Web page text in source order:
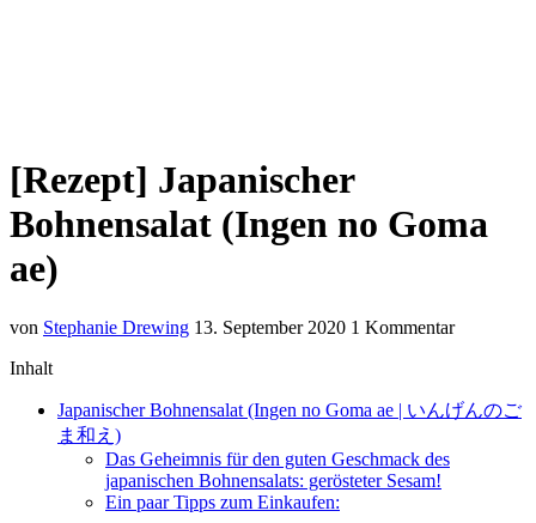
[Rezept] Japanischer
Bohnensalat (Ingen no Goma
ae)
von Stephanie Drewing 13. September 2020 1 Kommentar
Inhalt
Japanischer Bohnensalat (Ingen no Goma ae | いんげんのご
ま和え)
Das Geheimnis für den guten Geschmack des
japanischen Bohnensalats: gerösteter Sesam!
Ein paar Tipps zum Einkaufen: